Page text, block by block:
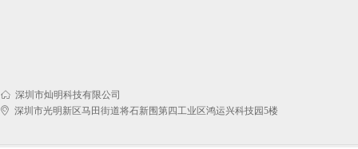
ꀷ 深圳市光明新区马田街道将石新围第四工业区鸿运兴科技园5楼
ꀇ 深圳市灿明科技有限公司